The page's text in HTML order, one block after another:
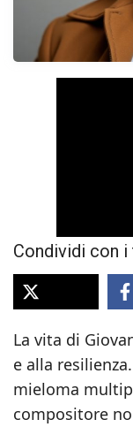
Condividi con
La vita di
e alla
mieloma
compositore